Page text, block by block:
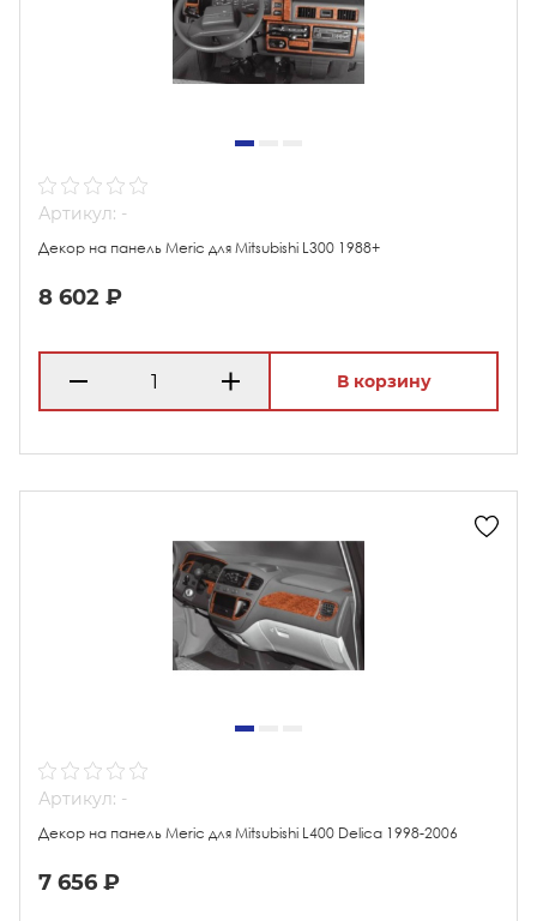
Артикул: -
Декор на панель Meric для Mitsubishi L300 1988+
8 602 ₽
В корзину
Артикул: -
Декор на панель Meric для Mitsubishi L400 Delica 1998-2006
7 656 ₽